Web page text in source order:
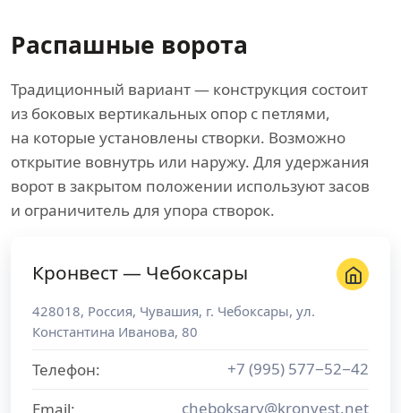
Распашные ворота
Традиционный вариант — конструкция состоит
из боковых вертикальных опор с петлями,
на которые установлены створки. Возможно
открытие вовнутрь или наружу. Для удержания
ворот в закрытом положении используют засов
и ограничитель для упора створок.
Кронвест — Чебоксары
428018, Россия, Чувашия, г. Чебоксары, ул.
Константина Иванова, 80
Телефон:
+7 (995) 577−52−42
cheboksary@kronvest.net